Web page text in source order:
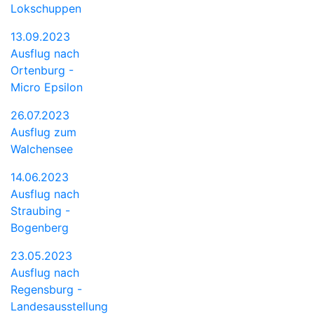
Lokschuppen
13.09.2023
Ausflug nach
Ortenburg -
Micro Epsilon
26.07.2023
Ausflug zum
Walchensee
14.06.2023
Ausflug nach
Straubing -
Bogenberg
23.05.2023
Ausflug nach
Regensburg -
Landesausstellung